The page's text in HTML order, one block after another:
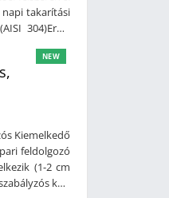
takarítási
304)Erős,
W / 2.2
Kiemelkedő
feldolgozó
(1-2 cm
kés,
NEW